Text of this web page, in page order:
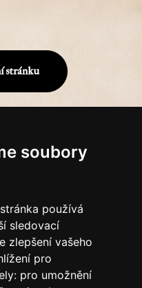
soubory
používá
sledovací
zlepšení vašeho
pro
pro umožnění
stránku
Zpravodaje
je společnost